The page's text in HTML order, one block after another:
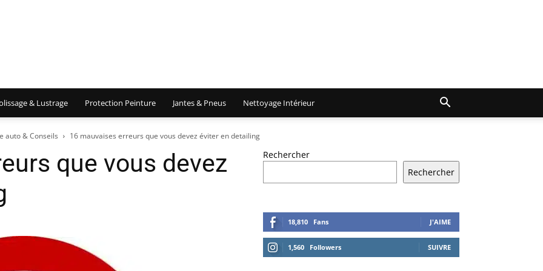
& Lustrage Protection Peinture Jantes & Pneus Nettoyage Intérieur
auto & Conseils 16 mauvaises erreurs que vous devez éviter en detailing
que vous devez
Rechercher
Rechercher
18,810 Fans J'AIME
1,560 Followers SUIVRE